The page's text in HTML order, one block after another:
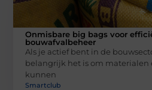
Onmisbare big bags voor
bouwafvalbeheer
Als je actief bent in de
belangrijk het is om materialen
kunnen
Smartclub